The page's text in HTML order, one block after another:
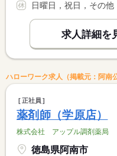
日曜日，祝日，その他
求人詳細を
ハローワーク求人（掲載元：阿南
正社員
薬剤師（学原店）
株式会社 アップル調剤薬局
徳島県阿南市